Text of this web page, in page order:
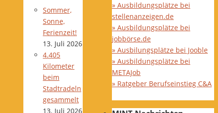
Sommer,
Sonne,
Ferienzeit!
13. Juli 2026
4.405
Kilometer
beim
Stadtradeln
gesammelt
13. Juli 2026
» Ausbildungsplätze bei
stellenanzeigen.de
» Ausbildungsplätze bei
jobbörse.de
» Ausbilungsplätze bei Jooble
» Ausbildungsplätze bei
METAJob
» Ratgeber Berufseinstieg C&A